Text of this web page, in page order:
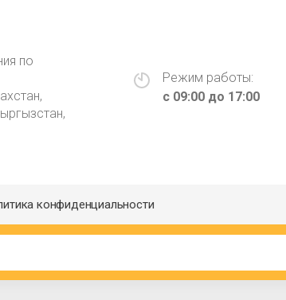
по
Режим работы:
с 09:00 до 17:00
конфиденциальности